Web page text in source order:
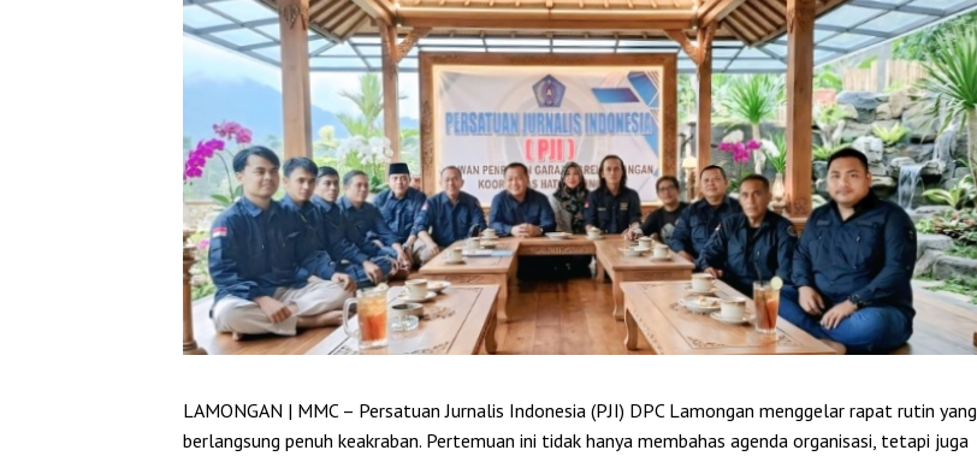
LAMONGAN | MMC – Persatuan Jurnalis Indonesia (PJI) DPC Lamongan menggelar rapat rutin yang
berlangsung penuh keakraban. Pertemuan ini tidak hanya membahas agenda organisasi, tetapi juga